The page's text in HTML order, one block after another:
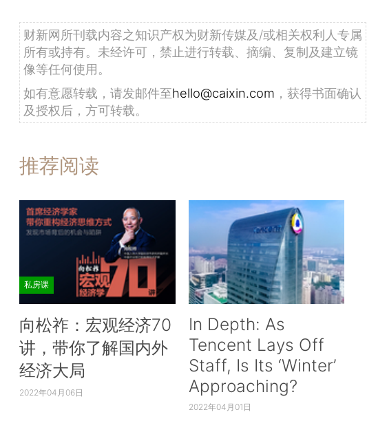
财新网所刊载内容之知识产权为财新传媒及/或相关权利人专属
所有或持有。未经许可，禁止进行转载、摘编、复制及建立镜
像等任何使用。
如有意愿转载，请发邮件至hello@caixin.com ，获得书面确认
及授权后，方可转载。
推荐阅读
私房课
向松祚：宏观经济70
讲，带你了解国内外
经济大局
2022年04月06日
In Depth: As
Tencent Lays Off
Staff, Is Its ‘Winter’
Approaching?
2022年04月01日